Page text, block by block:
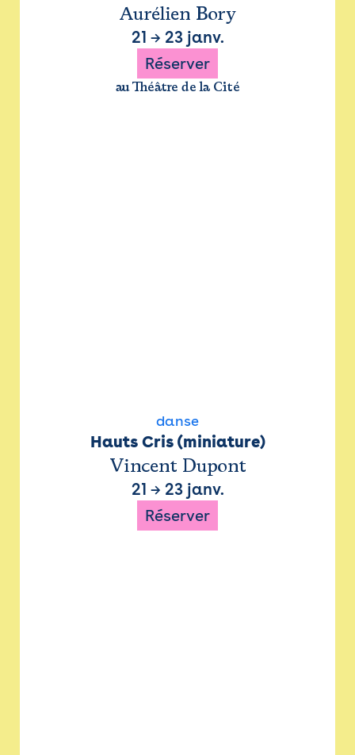
Aurélien Bory
21 → 23 janv.
Réserver
au Théâtre de la Cité
danse
Hauts Cris (miniature)
Vincent Dupont
21 → 23 janv.
Réserver